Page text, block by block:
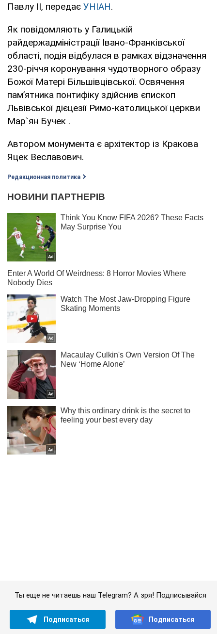
Павлу ІІ, передає УНІАН.
Як повідомляють у Галицькій
райдержадміністрації Івано-Франківської
області, подія відбулася в рамках відзначення
230-річчя коронування чудотворного образу
Божої Матері Більшівцівської. Освячення
пам’ятника понтифіку здійснив єпископ
Львівської дієцезії Римо-католицької церкви
Мар`ян Бучек .
Автором монумента є архітектор із Кракова
Яцек Веславович.
Редакционная политика